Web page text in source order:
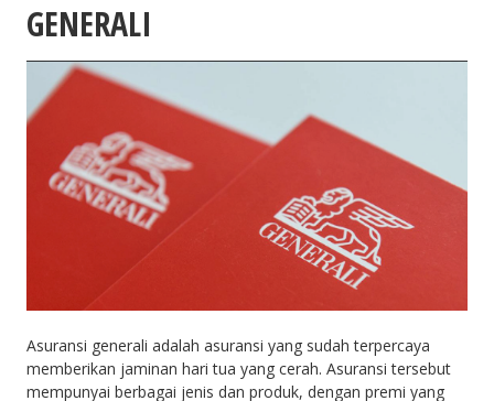
GENERALI
Asuransi generali adalah asuransi yang sudah terpercaya
memberikan jaminan hari tua yang cerah. Asuransi tersebut
mempunyai berbagai jenis dan produk, dengan premi yang